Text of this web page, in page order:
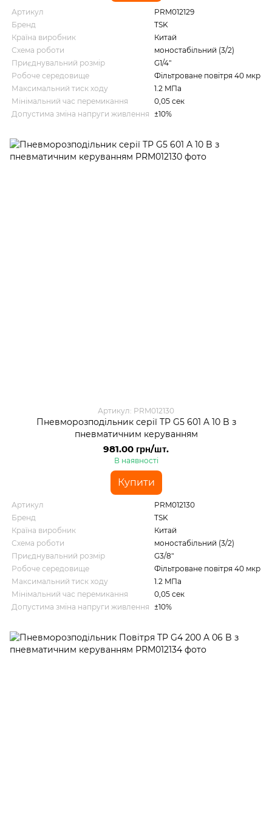
Артикул
PRM012129
Бренд
TSK
Країна виробник
Китай
Схема роботи
моностабільний (3/2)
Приєднувальний розмір
G1/4"
Робоче середовище
Фільтроване повітря 40 мкр
Максимальний тиск ходу
1.2 MПа
Мінімальний час перемикання
0,05 сек
Допустима зміна напруги живлення ±10%
Артикул: PRM012130
Пневморозподільник серії TP G5 601 A 10 B з
пневматичним керуванням
981.00 грн/шт.
В наявності
Купити
Артикул
PRM012130
Бренд
TSK
Країна виробник
Китай
Схема роботи
моностабільний (3/2)
Приєднувальний розмір
G3/8"
Робоче середовище
Фільтроване повітря 40 мкр
Максимальний тиск ходу
1.2 MПа
Мінімальний час перемикання
0,05 сек
Допустима зміна напруги живлення ±10%